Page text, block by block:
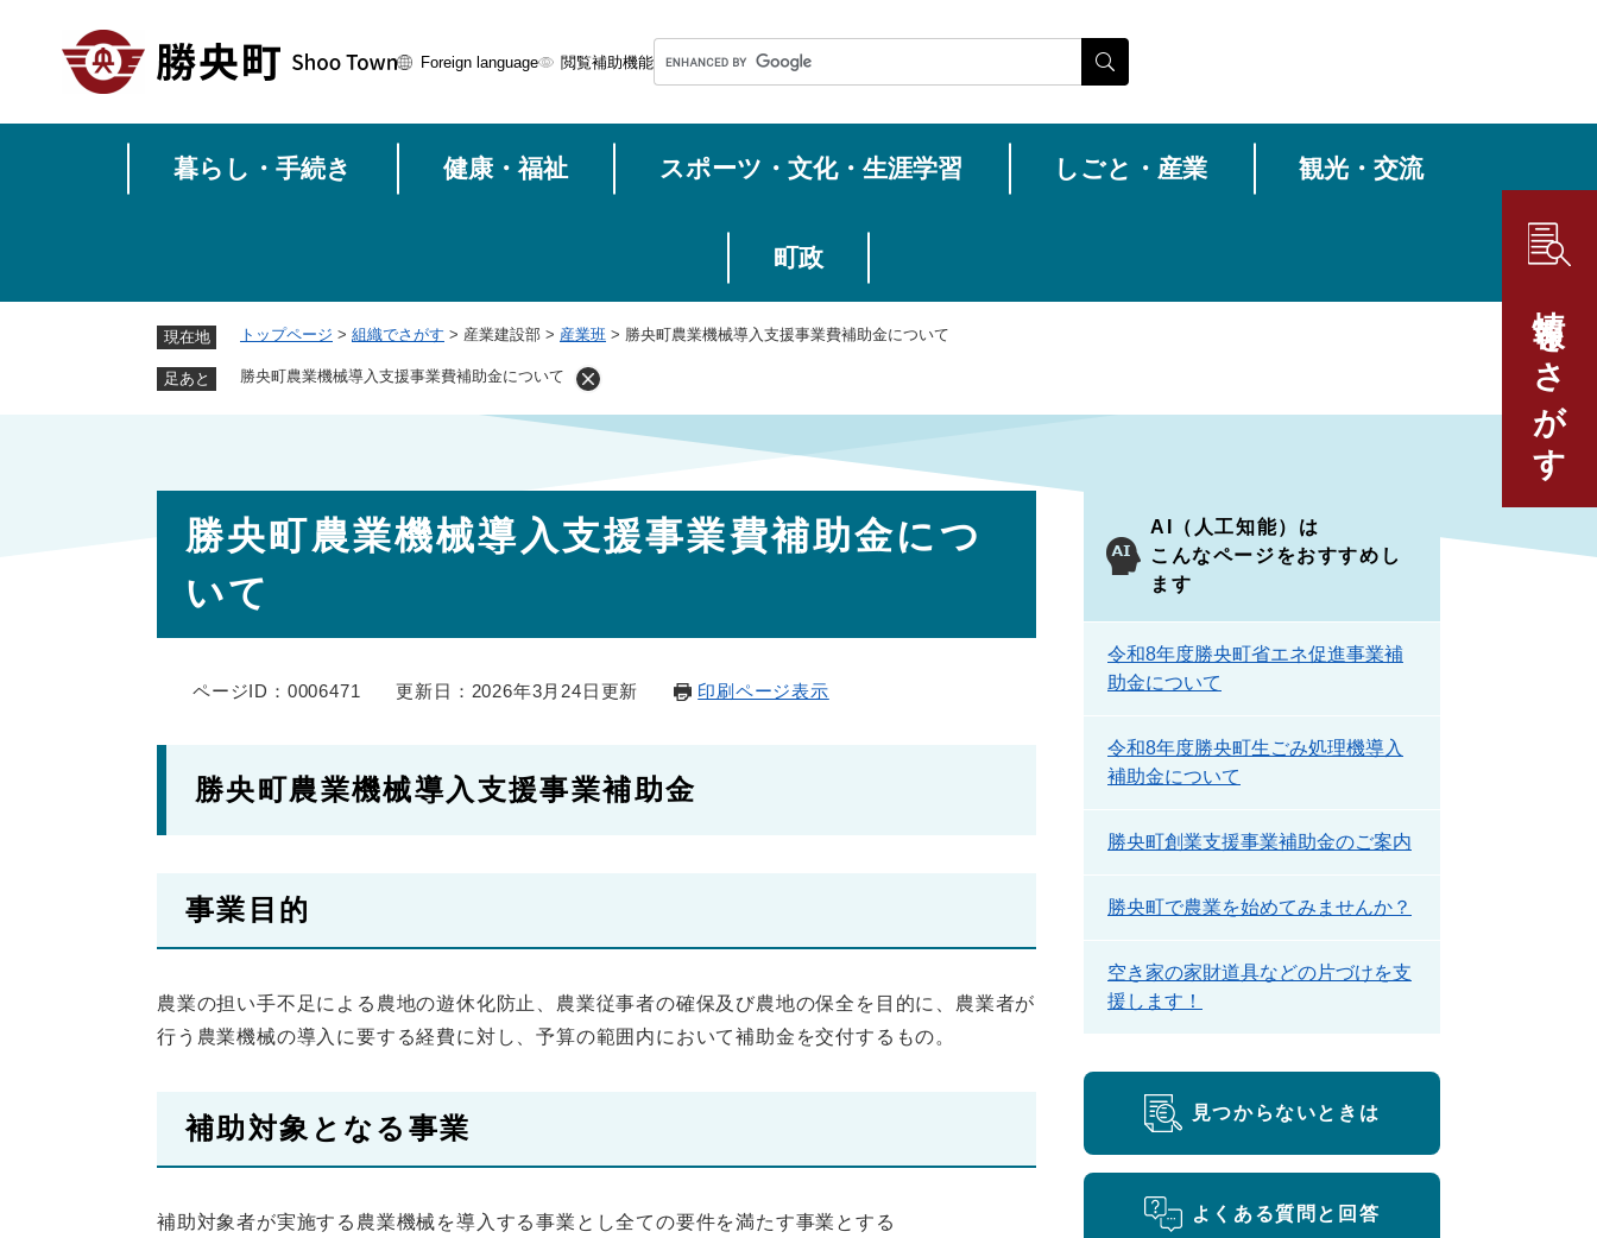
先
情報をさがす
Foreign language 閲覧補助機能
o
ム
検
暮らし・手続き 健康・福祉 スポーツ・文化・生涯学習 しごと・産業 観光・交流
町政
現在地 トップページ > 組織でさがす > 産業建設部 > 産業班 > 勝央町農業機械導入支援事業費補助金について
足あと 勝央町農業機械導入支援事業費補助金について
勝央町農業機械導入支援事業費補助金につ
いて
ページID：0006471 更新日：2026年3月24日更新 印刷ページ表示
勝央町農業機械導入支援事業補助金
事業目的
農業の担い手不足による農地の遊休化防止、農業従事者の確保及び農地の保全を目的に、農業者が
行う農業機械の導入に要する経費に対し、予算の範囲内において補助金を交付するもの。
補助対象となる事業
補助対象者が実施する農業機械を導入する事業とし全ての要件を満たす事業とする
AI（人工知能）は
こんなページをおすすめし
ます
令和8年度勝央町省エネ促進事業補
助金について
令和8年度勝央町生ごみ処理機導入
補助金について
勝央町創業支援事業補助金のご案内
勝央町で農業を始めてみませんか？
空き家の家財道具などの片づけを支
援します！
見つからないときは
よくある質問と回答